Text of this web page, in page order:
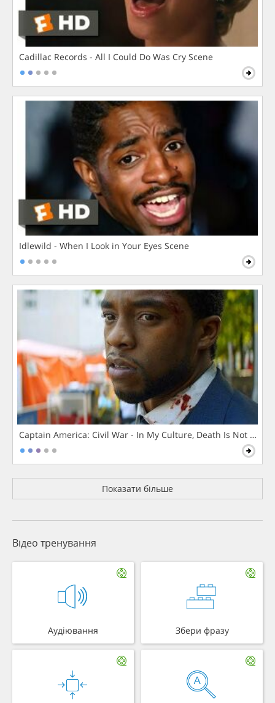
Cadillac Records - All I Could Do Was Cry Scene
Idlewild - When I Look in Your Eyes Scene
Captain America: Civil War - In My Culture, Death Is Not The
Показати більше
Відео тренування
Аудіювання Збери фразу